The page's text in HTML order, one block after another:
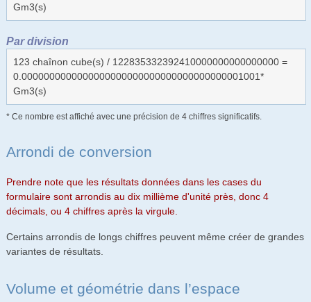
Gm3(s)
Par division
123 chaînon cube(s) / 122835332392410000000000000000 =
0.0000000000000000000000000000000000000001001*
Gm3(s)
* Ce nombre est affiché avec une précision de 4 chiffres significatifs.
Arrondi de conversion
Prendre note que les résultats données dans les cases du
formulaire sont arrondis au dix millième d'unité près, donc 4
décimals, ou 4 chiffres après la virgule.
Certains arrondis de longs chiffres peuvent même créer de grandes
variantes de résultats.
Volume et géométrie dans l’espace